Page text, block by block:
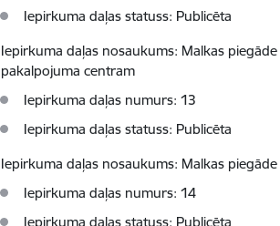
Iepirkuma daļas statuss: Publicēta
Iepirkuma daļas nosaukums: Malkas
pakalpojuma centram
Iepirkuma daļas numurs: 13
Iepirkuma daļas statuss: Publicēta
Iepirkuma daļas nosaukums: Malkas
Iepirkuma daļas numurs: 14
Iepirkuma daļas statuss: Publicēta